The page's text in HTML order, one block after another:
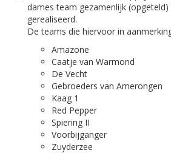
dames team gezamenlijk
gerealiseerd.
De teams die hiervoor in
Amazone
Caatje van Warmond
De Vecht
Gebroeders van Amerongen
Kaag 1
Red Pepper
Spiering II
Voorbijganger
Zuyderzee